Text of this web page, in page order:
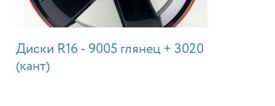
Диски R16 - 9005 глянец + 3020
(кант)